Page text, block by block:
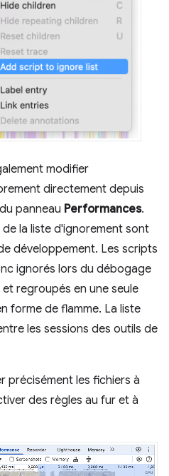
modifier
directement depuis
panneau Performances.
la liste d'ignorement sont
développement. Les scripts
ignorés lors du débogage
regroupés en une seule
forme de flamme. La liste
les sessions des outils de
précisément les fichiers à
des règles au fur et à